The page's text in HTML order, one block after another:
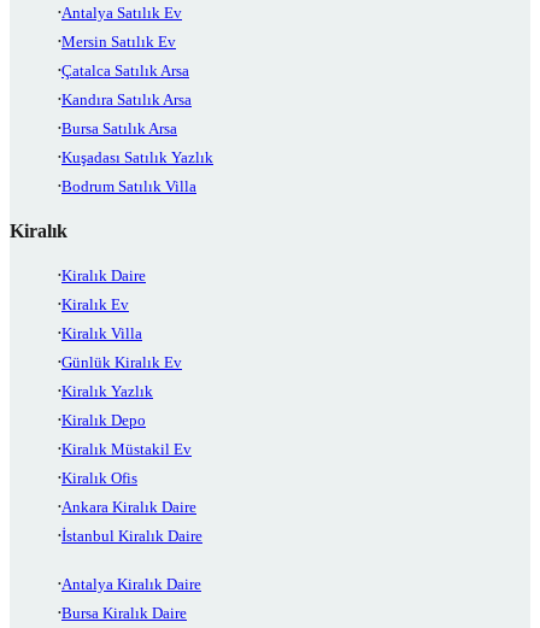
Antalya Satılık Ev
Mersin Satılık Ev
Çatalca Satılık Arsa
Kandıra Satılık Arsa
Bursa Satılık Arsa
Kuşadası Satılık Yazlık
Bodrum Satılık Villa
Kiralık
Kiralık Daire
Kiralık Ev
Kiralık Villa
Günlük Kiralık Ev
Kiralık Yazlık
Kiralık Depo
Kiralık Müstakil Ev
Kiralık Ofis
Ankara Kiralık Daire
İstanbul Kiralık Daire
Antalya Kiralık Daire
Bursa Kiralık Daire